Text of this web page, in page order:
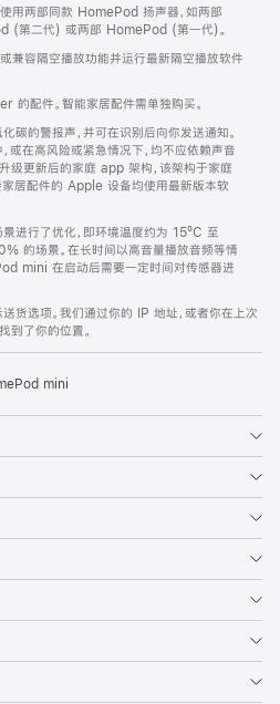
用两部同款 HomePod 扬声器，如两部
(第二代) 或两部 HomePod (第一代)。
兼容隔空播放功能并运行最新隔空播放软件
配件。智能家居配件需单独购买。
碳的警报声，并可在识别后向你发送通知。
或在高风险或紧急情况下，均不应依赖声音
级更新后的家庭 app 架构，该架构于家庭
居配件的 Apple 设备均使用最新版本软
进行了优化，即环境温度约为 15ºC 至
的场景。在长时间以高音量播放音频等情
mini 在启动后需要一定时间对传感器进
货选项。我们通过你的 IP 地址，或者你在上次
到了你的位置。
mini